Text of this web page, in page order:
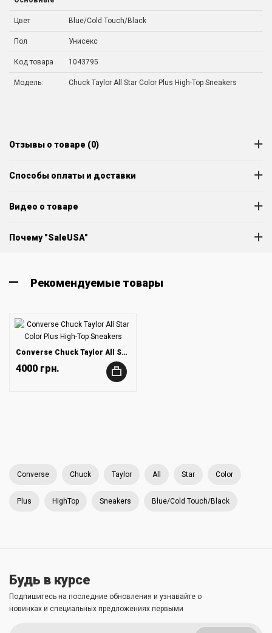
Цвет Blue/Cold Touch/Black
Пол Унисекс
Код товара 1043795
Модель: Chuck Taylor All Star Color Plus High-Top Sneakers
Отзывы о товаре (0)
Способы оплаты и доставки
Видео о товаре
Почему "SaleUSA"
Рекомендуемые товары
Converse Chuck Taylor All Star Color Plus High-Top Sneakers
4000 грн. +
Converse Chuck Taylor All Star Color
Plus HighTop Sneakers Blue/Cold Touch/Black
Будь в курсе
Подпишитесь на последние обновления и узнавайте о
новинках и специальных предложениях первыми